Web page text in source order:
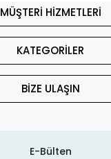
MÜŞTERİ HİZMETLERİ
KATEGORİLER
BİZE ULAŞIN
E-Bülten